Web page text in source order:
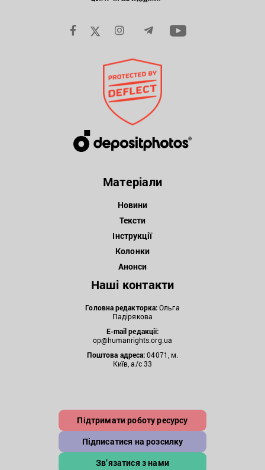
Матеріали
Новини
Тексти
Інструкції
Колонки
Анонси
Наші контакти
Головна редакторка:Ольга
Падірякова
E-mail редакції:
op@humanrights.org.ua
Поштова адреса:04071, м.
Київ, а/с 33
Підтримати роботу ресурсу
Підписатися на розсилку
Зв’язатися з нами